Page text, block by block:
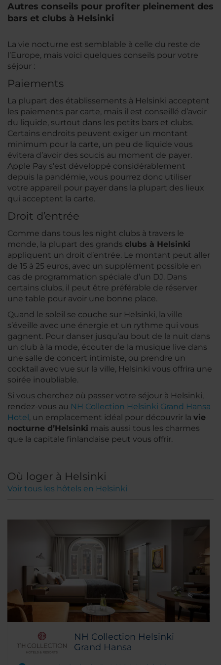
Autres conseils pour profiter pleinement des
bars et clubs à Helsinki
La vie nocturne est semblable à celle du reste de
l’Europe, mais voici quelques conseils pour votre
séjour :
Paiements
La plupart des établissements à Helsinki acceptent
les paiements par carte, mais il est conseillé d’avoir
du liquide, surtout dans les petits bars et clubs.
Certains endroits peuvent exiger un montant
minimum pour la carte, un peu de liquide vous
évitera d’avoir des soucis au moment de payer.
Apple Pay s’est développé considérablement
depuis la pandémie, vous pourrez donc utiliser
votre appareil pour payer dans la plupart des lieux
qui acceptent la carte.
Droit d’entrée
Comme dans tous les night clubs à travers le
monde, la plupart des grands clubs à Helsinki
appliquent un droit d’entrée. Le montant peut aller
de 15 à 25 euros, avec un supplément possible en
cas de programmation spéciale d’un DJ. Dans
certains clubs, il peut être préférable de réserver
une table pour avoir une bonne place.
Quand le soleil se couche sur Helsinki, la ville
s’éveille avec une énergie et un rythme qui vous
gagnent. Pour danser jusqu’au bout de la nuit dans
un club à la mode, écouter de la musique live dans
une salle de concert intimiste, ou prendre un
cocktail avec vue sur la ville, Helsinki vous offrira une
soirée inoubliable.
Si vous cherchez où passer votre séjour à Helsinki,
rendez-vous au NH Collection Helsinki Grand Hansa
Hotel, un emplacement idéal pour découvrir la vie
nocturne d’Helsinki mais aussi tous les charmes
que la capitale finlandaise peut vous offrir.
Où loger à Helsinki
Voir tous les hôtels en Helsinki
NH Collection Helsinki
Grand Hansa